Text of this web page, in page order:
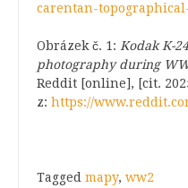
carentan-
Obrázek č. 1: Kodak K-
photography during
Reddit [online], [cit.
z: https://
Tagged mapy, ww2